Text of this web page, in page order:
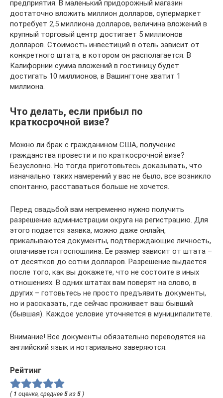
предприятия. В маленький придорожный магазин
достаточно вложить миллион долларов, супермаркет
потребует 2,5 миллиона долларов, величина вложений в
крупный торговый центр достигает 5 миллионов
долларов. Стоимость инвестиций в отель зависит от
конкретного штата, в котором он располагается. В
Калифорнии сумма вложений в гостиницу будет
достигать 10 миллионов, в Вашингтоне хватит 1
миллиона.
Что делать, если прибыл по
краткосрочной визе?
Можно ли брак с гражданином США, получение
гражданства провести и по краткосрочной визе?
Безусловно. Но тогда приготовьтесь доказывать, что
изначально таких намерений у вас не было, все возникло
спонтанно, расставаться больше не хочется.
Перед свадьбой вам непременно нужно получить
разрешение администрации округа на регистрацию. Для
этого подается заявка, можно даже онлайн,
прикалываются документы, подтверждающие личность,
оплачивается госпошлина. Ее размер зависит от штата –
от десятков до сотни долларов. Разрешение выдается
после того, как вы докажете, что не состоите в иных
отношениях. В одних штатах вам поверят на слово, в
других – готовьтесь не просто предъявить документы,
но и рассказать, где сейчас проживает ваш бывший
(бывшая). Каждое условие уточняется в муниципалитете.
Внимание! Все документы обязательно переводятся на
английский язык и нотариально заверяются.
Рейтинг
( 1 оценка, среднее 5 из 5 )